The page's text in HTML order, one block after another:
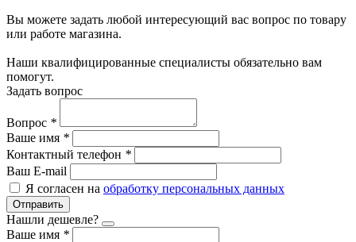
Вы можете задать любой интересующий вас вопрос по товару
или работе магазина.
Наши квалифицированные специалисты обязательно вам
помогут.
Задать вопрос
Вопрос *
Ваше имя *
Контактный телефон *
Ваш E-mail
Я согласен на обработку персональных данных
Отправить
Нашли дешевле?
Ваше имя *